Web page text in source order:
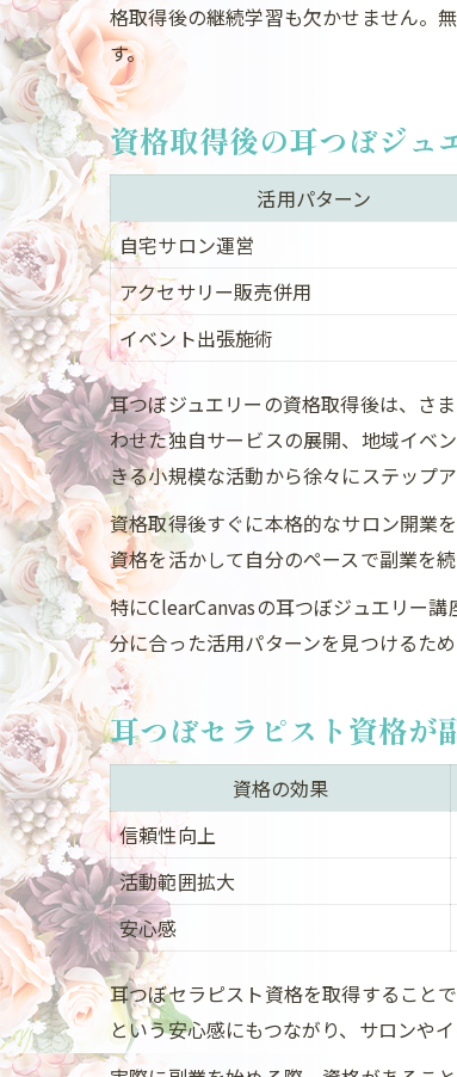
格取得後の継続学習も欠かせません。
す。
資格取得後の耳つぼジュ
活用パターン
自宅サロン運営
アクセサリー販売併用
イベント出張施術
耳つぼジュエリーの資格取得後は、さ
わせた独自サービスの展開、地域イベ
きる小規模な活動から徐々にステップア
資格取得後すぐに本格的なサロン開業
資格を活かして自分のペースで副業を
特にClearCanvasの耳つぼジュエリー
分に合った活用パターンを見つけるた
耳つぼセラピスト資格が
資格の効果
信頼性向上
活動範囲拡大
安心感
耳つぼセラピスト資格を取得すること
という安心感にもつながり、サロンや